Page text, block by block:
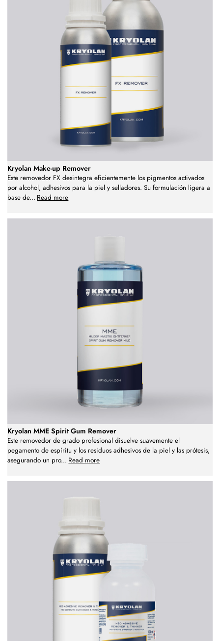
Kryolan Make-up Remover
Este removedor FX desintegra eficientemente los pigmentos activados
por alcohol, adhesivos para la piel y selladores. Su formulación ligera a
base de... Read more
Kryolan MME Spirit Gum Remover
Este removedor de grado profesional disuelve suavemente el
pegamento de espíritu y los residuos adhesivos de la piel y las prótesis,
asegurando un pro... Read more